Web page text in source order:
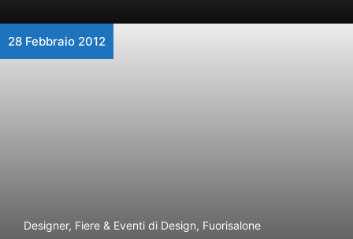
28 Febbraio 2012
Designer, Fiere & Eventi di Design, Fuorisalone